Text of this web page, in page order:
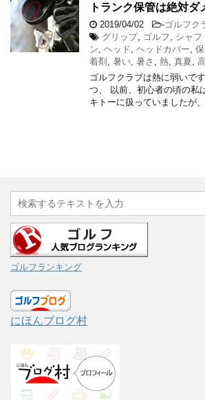
トランク保管は絶対ダ
2019/04/02 -ゴルフク
グリップ, ゴルフ シャフ
ン ヘッド ヘッドカバー
着剤 暑い 暑さ 熱 真夏
ゴルフクラブは熱に弱
つ、 以前、初心者の頃の私
キトーに扱っていましたが
ゴルフランキング
にほんブログ村